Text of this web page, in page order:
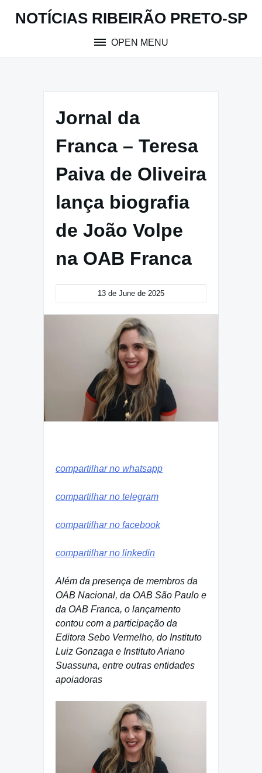
NOTÍCIAS RIBEIRÃO PRETO-SP
OPEN MENU
Jornal da
Franca – Teresa
Paiva de Oliveira
lança biografia
de João Volpe
na OAB Franca
13 de June de 2025
compartilhar no whatsapp
compartilhar no telegram
compartilhar no facebook
compartilhar no linkedin
Além da presença de membros da
OAB Nacional, da OAB São Paulo e
da OAB Franca, o lançamento
contou com a participação da
Editora Sebo Vermelho, do Instituto
Luiz Gonzaga e Instituto Ariano
Suassuna, entre outras entidades
apoiadoras